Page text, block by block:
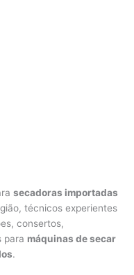
secadoras importadas
técnicos experientes
consertos,
para máquinas de secar
.